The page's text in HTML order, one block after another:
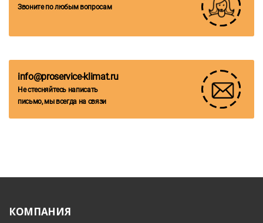
Звоните по любым вопросам
info@proservice-klimat.ru
Не стесняйтесь написать
письмо, мы всегда на связи
КОМПАНИЯ